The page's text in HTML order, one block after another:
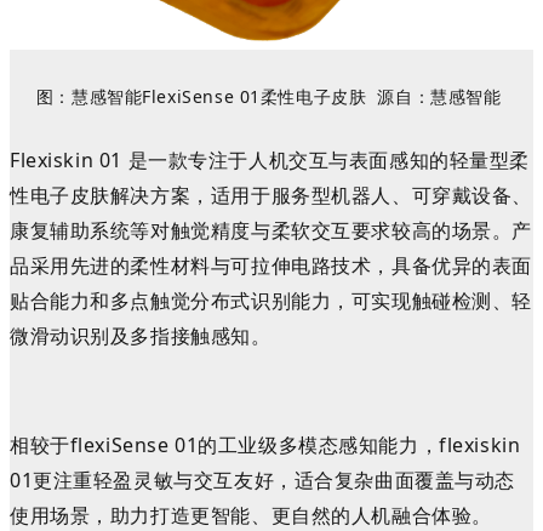
图：慧感智能FlexiSense 01柔性电子皮肤 源自：慧感智能
Flexiskin 01 是一款专注于人机交互与表面感知的轻量型柔
性电子皮肤解决方案， 适用于服务型机器人、可穿戴设备、
康复辅助系统等对触觉精度与柔软交互要求较高的场景。产
品采用先进的柔性材料与可拉伸电路技术，具备优异的表面
贴合能力和多点触觉分布式识别能力，可实现触碰检测、轻
微滑动识别及多指接触感知。
相较于flexiSense 01的工业级多模态感知能力，flexiskin
01更注重轻盈灵敏与交互友好，适合复杂曲面覆盖与动态
使用场景，助力打造更智能、更自然的人机融合体验。